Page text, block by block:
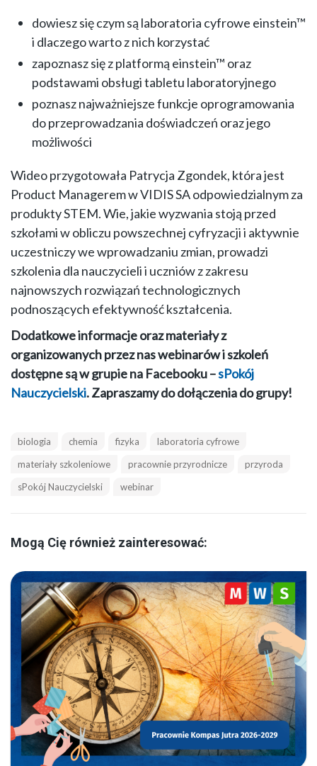
dowiesz się czym są laboratoria cyfrowe einstein™
i dlaczego warto z nich korzystać
zapoznasz się z platformą einstein™ oraz
podstawami obsługi tabletu laboratoryjnego
poznasz najważniejsze funkcje oprogramowania
do przeprowadzania doświadczeń oraz jego
możliwości
Wideo przygotowała Patrycja Zgondek, która jest
Product Managerem w VIDIS SA odpowiedzialnym za
produkty STEM. Wie, jakie wyzwania stoją przed
szkołami w obliczu powszechnej cyfryzacji i aktywnie
uczestniczy we wprowadzaniu zmian, prowadzi
szkolenia dla nauczycieli i uczniów z zakresu
najnowszych rozwiązań technologicznych
podnoszących efektywność kształcenia.
Dodatkowe informacje oraz materiały z
organizowanych przez nas webinarów i szkoleń
dostępne są w grupie na Facebooku –sPokój
Nauczycielski. Zapraszamy do dołączenia do grupy!
biologia chemia fizyka
laboratoria cyfrowe
materiały szkoleniowe
pracownie przyrodnicze
przyroda
sPokój Nauczycielski
webinar
Mogą Cię również zainteresować: